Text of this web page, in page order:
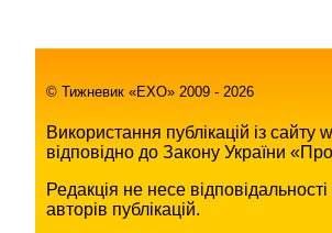
© Тижневик «EХO» 2009 - 2026
Використання публікацій із
відповідно до Закону України
Редакція не несе
авторів публікацій.